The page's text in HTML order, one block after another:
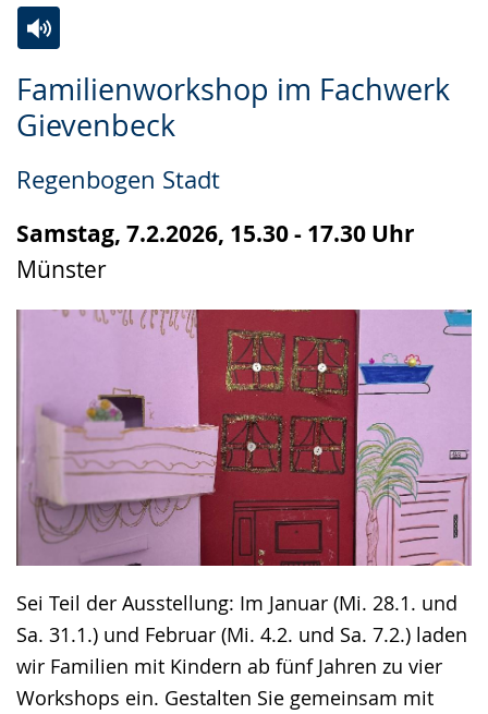
Familienworkshop im Fachwerk
Gievenbeck
Regenbogen Stadt
Samstag, 7.2.2026, 15.30 - 17.30 Uhr
Münster
Sei Teil der Ausstellung: Im Januar (Mi. 28.1. und
Sa. 31.1.) und Februar (Mi. 4.2. und Sa. 7.2.) laden
wir Familien mit Kindern ab fünf Jahren zu vier
Workshops ein. Gestalten Sie gemeinsam mit
to
simple
audio
support.
video
will
up
presenting
the
text
in